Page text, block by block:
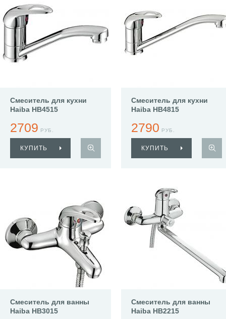
Смеситель для кухни
Haiba HB4515
2709 РУБ.
КУПИТЬ
Смеситель для кухни
Haiba HB4815
2790 РУБ.
КУПИТЬ
Смеситель для ванны
Haiba HB3015
Смеситель для ванны
Haiba HB2215